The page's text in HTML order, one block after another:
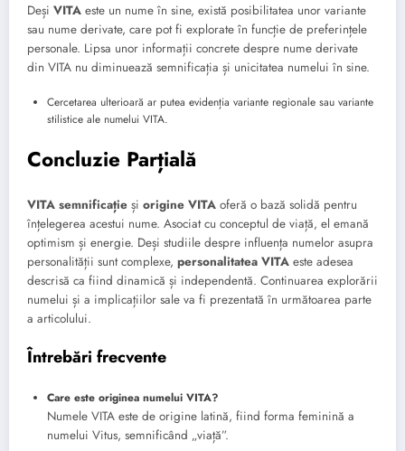
Deși VITA este un nume în sine, există posibilitatea unor variante
sau nume derivate, care pot fi explorate în funcție de preferințele
personale. Lipsa unor informații concrete despre nume derivate
din VITA nu diminuează semnificația și unicitatea numelui în sine.
Cercetarea ulterioară ar putea evidenția variante regionale sau variante
stilistice ale numelui VITA.
Concluzie Parțială
VITA semnificație și origine VITA oferă o bază solidă pentru
înțelegerea acestui nume. Asociat cu conceptul de viață, el emană
optimism și energie. Deși studiile despre influența numelor asupra
personalității sunt complexe, personalitatea VITA este adesea
descrisă ca fiind dinamică și independentă. Continuarea explorării
numelui și a implicațiilor sale va fi prezentată în următoarea parte
a articolului.
Întrebări frecvente
Care este originea numelui VITA?
Numele VITA este de origine latină, fiind forma feminină a
numelui Vitus, semnificând „viață”.